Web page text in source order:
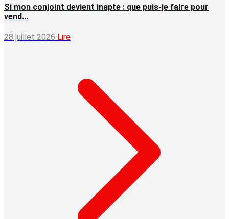
Si mon conjoint devient inapte : que puis-je faire pour
vend...
28 juillet 2026 Lire